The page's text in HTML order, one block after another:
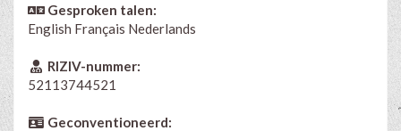
Gesproken talen:
English Français Nederlands
RIZIV-nummer:
52113744521
Geconventioneerd: